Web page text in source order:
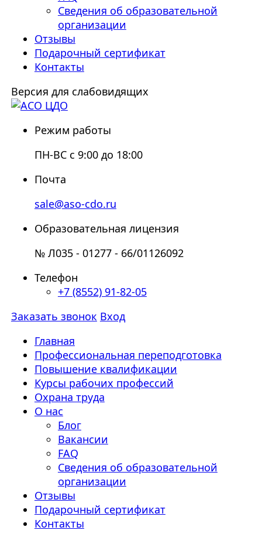
Сведения об образовательной
организации
Отзывы
Подарочный сертификат
Контакты
Версия для слабовидящих
Режим работы
ПН-ВС с 9:00 до 18:00
Почта
sale@aso-cdo.ru
Образовательная лицензия
№ Л035 - 01277 - 66/01126092
Телефон
+7 (8552) 91-82-05
Заказать звонок Вход
Главная
Профессиональная переподготовка
Повышение квалификации
Курсы рабочих профессий
Охрана труда
О нас
Блог
Вакансии
FAQ
Сведения об образовательной
организации
Отзывы
Подарочный сертификат
Контакты